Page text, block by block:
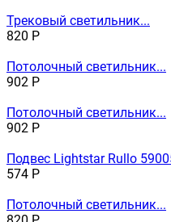
Трековый светильник...
820 Р
Потолочный светильник...
902 Р
Потолочный светильник...
902 Р
Подвес Lightstar Rullo
574 Р
Потолочный светильник...